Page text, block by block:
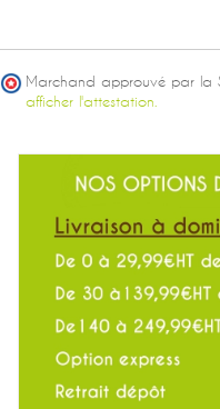
Marchand approuvé par la
afficher l'attestation.